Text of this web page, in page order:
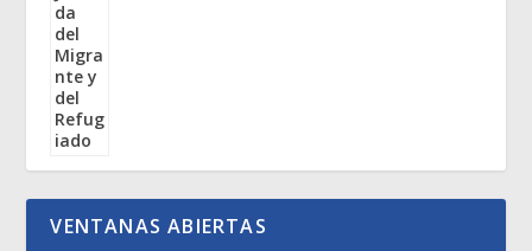
VENTANAS ABIERTAS